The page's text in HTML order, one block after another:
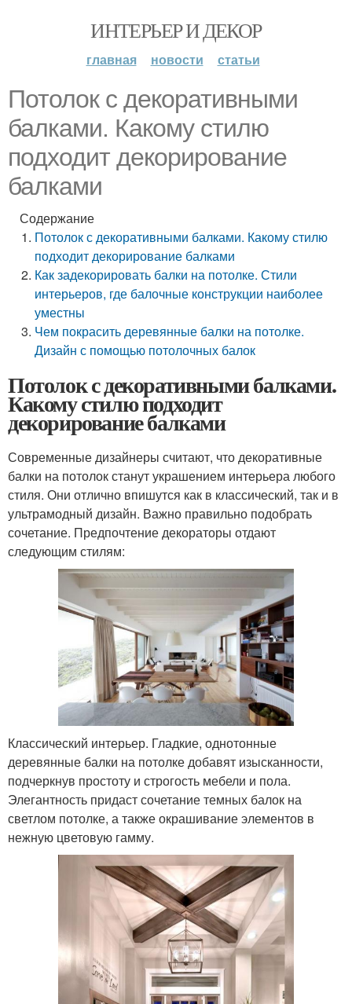
ИНТЕРЬЕР И ДЕКОР
главная новости статьи
Потолок с декоративными
балками. Какому стилю
подходит декорирование
балками
Содержание
Потолок с декоративными балками. Какому стилю
подходит декорирование балками
Как задекорировать балки на потолке. Стили
интерьеров, где балочные конструкции наиболее
уместны
Чем покрасить деревянные балки на потолке.
Дизайн с помощью потолочных балок
Потолок с декоративными балками.
Какому стилю подходит
декорирование балками
Современные дизайнеры считают, что декоративные
балки на потолок станут украшением интерьера любого
стиля. Они отлично впишутся как в классический, так и в
ультрамодный дизайн. Важно правильно подобрать
сочетание. Предпочтение декораторы отдают
следующим стилям:
Классический интерьер. Гладкие, однотонные
деревянные балки на потолке добавят изысканности,
подчеркнув простоту и строгость мебели и пола.
Элегантность придаст сочетание темных балок на
светлом потолке, а также окрашивание элементов в
нежную цветовую гамму.